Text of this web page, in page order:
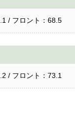
/ フロント：68.5
/ フロント：73.1